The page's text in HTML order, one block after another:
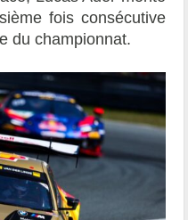
fois consécutive
du championnat.